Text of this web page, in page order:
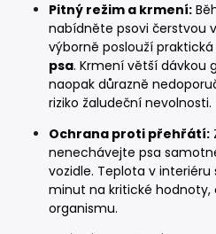
Pitný režim a krmení:
nabídněte psovi čerstvou
výborně poslouží praktická
psa. Krmení větší dávkou
naopak důrazně
riziko žaludeční nevolnosti.
Ochrana proti přehřátí:
nenechávejte psa
vozidle. Teplota v
minut na kritické hodnoty,
organismu.